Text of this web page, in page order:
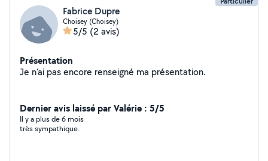
Fabrice Dupre
Choisey (Choisey)
5/5 (2 avis)
Présentation
Je n'ai pas encore renseigné ma présentation.
Dernier avis laissé par Valérie : 5/5
Il y a plus de 6 mois
très sympathique.